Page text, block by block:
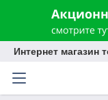
Интернет магазин